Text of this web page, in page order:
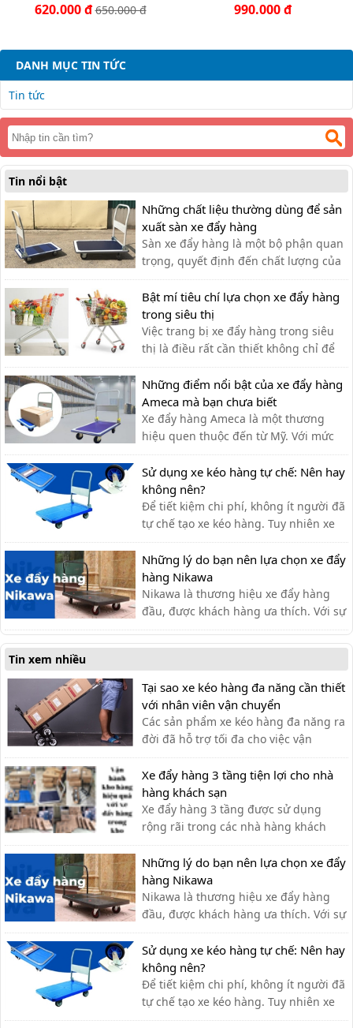
620.000 đ650.000 đ 990.000 đ
DANH MỤC TIN TỨC
Tin tức
Tin nổi bật
Những chất liệu thường dùng để sản
xuất sàn xe đẩy hàng
Sàn xe đẩy hàng là một bộ phận quan
trọng, quyết định đến chất lượng của
xe đẩy. Lựa chọn chất liệu phù hợp
giúp bạn có được chiếc xe đẩy hàng
ưng ý.
Bật mí tiêu chí lựa chọn xe đẩy hàng
trong siêu thị
Việc trang bị xe đẩy hàng trong siêu
thị là điều rất cần thiết không chỉ để
khách hàng đựng đồ khi mua sắm mà
còn hỗ trợ vận chuyển hàng hóa.
Những điểm nổi bật của xe đẩy hàng
Ameca mà bạn chưa biết
Xe đẩy hàng Ameca là một thương
hiệu quen thuộc đến từ Mỹ. Với mức
giá rẻ, phù hợp cho nhiều ngành
nghề, thương hiệu Ameca dần được
mọi người ưa chuộng sử dụng.
Sử dụng xe kéo hàng tự chế: Nên hay
không nên?
Để tiết kiệm chi phí, không ít người đã
tự chế tạo xe kéo hàng. Tuy nhiên xe
kéo hàng tự chế có ưu nhược điểm gì,
có nên dùng hay không?
Những lý do bạn nên lựa chọn xe đẩy
hàng Nikawa
Nikawa là thương hiệu xe đẩy hàng
đầu, được khách hàng ưa thích. Với sự
tiện lợi, bền đẹp, xe đẩy hàng Nikawa
chưa bao giờ khiến khách hàng thất
Tin xem nhiều
Tại sao xe kéo hàng đa năng cần thiết
với nhân viên vận chuyển
Các sản phẩm xe kéo hàng đa năng ra
đời đã hỗ trợ tối đa cho việc vận
chuyển thủ công của nhân viên vận
chuyển, giúp tiết kiệm thời gian và sức
lực.
Xe đẩy hàng 3 tầng tiện lợi cho nhà
hàng khách sạn
Xe đẩy hàng 3 tầng được sử dụng
rộng rãi trong các nhà hàng khách
sạn bởi sự tiện ích. Với thiết kế thanh
lịch, tính ứng dụng cao, các loại xe
đẩy hàng nhiều tầng là sự lựa chọn tối
ưu nhất cho các nhà hàng. Xe đẩy 3
tầng được ứng dụng như […]
Những lý do bạn nên lựa chọn xe đẩy
hàng Nikawa
Nikawa là thương hiệu xe đẩy hàng
đầu, được khách hàng ưa thích. Với sự
tiện lợi, bền đẹp, xe đẩy hàng Nikawa
chưa bao giờ khiến khách hàng thất
vọng.
Sử dụng xe kéo hàng tự chế: Nên hay
không nên?
Để tiết kiệm chi phí, không ít người đã
tự chế tạo xe kéo hàng. Tuy nhiên xe
kéo hàng tự chế có ưu nhược điểm gì,